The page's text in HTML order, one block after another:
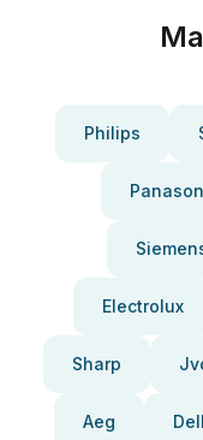
Philips
Electrolux
Sharp
Aeg Dell